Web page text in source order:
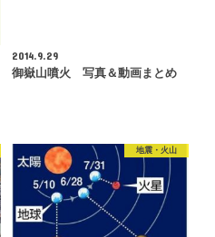
2014.9.29
御嶽山噴火 写真＆動画まとめ
地震・火山